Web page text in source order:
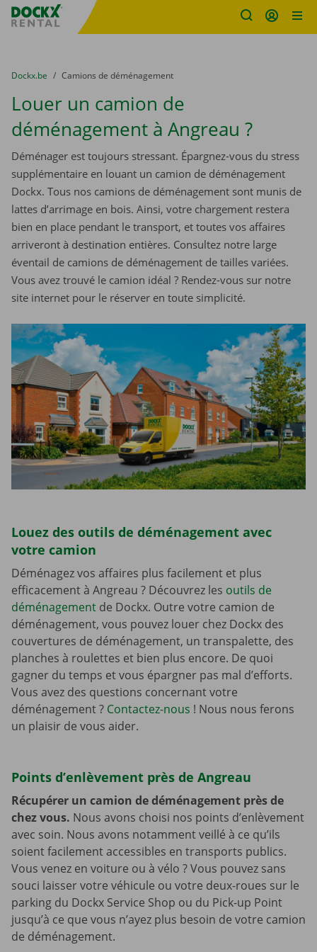
sitename
You are here:
du
Dockx.be to
Camions de déménagement
Louer un camion de
déménagement à Angreau ?
Déménager est toujours stressant. Épargnez-vous du stress
supplémentaire en louant un camion de déménagement
Dockx. Tous nos camions de déménagement sont munis de
lattes d’arrimage en bois. Ainsi, votre chargement restera
bien en place pendant le transport, et toutes vos affaires
arriveront à destination entières. Consultez notre large
éventail de camions de déménagement de tailles variées.
Vous avez trouvé le camion idéal ? Rendez-vous sur notre
site internet pour le réserver en toute simplicité.
Louez des outils de déménagement avec
votre camion
Déménagez vos affaires plus facilement et plus
efficacement à Angreau ? Découvrez les outils de
déménagement de Dockx. Outre votre camion de
déménagement, vous pouvez louer chez Dockx des
couvertures de déménagement, un transpalette, des
planches à roulettes et bien plus encore. De quoi
gagner du temps et vous épargner pas mal d’efforts.
Vous avez des questions concernant votre
déménagement ? Contactez-nous ! Nous nous ferons
un plaisir de vous aider.
Points d’enlèvement près de Angreau
Récupérer un camion de déménagement près de
chez vous. Nous avons choisi nos points d’enlèvement
avec soin. Nous avons notamment veillé à ce qu’ils
soient facilement accessibles en transports publics.
Vous venez en voiture ou à vélo ? Vous pouvez sans
souci laisser votre véhicule ou votre deux-roues sur le
parking du Dockx Service Shop ou du Pick-up Point
jusqu’à ce que vous n’ayez plus besoin de votre camion
de déménagement.